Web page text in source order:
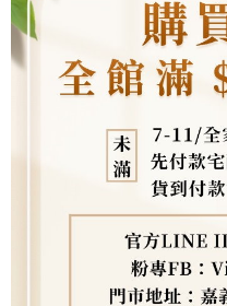
１．透過由恩沛科技股份有限公
易，需依本服務之必要範圍內提供
權轉讓予恩沛科技股份有限公司。
２．關於個人資料處理事宜，請
https://aftee.tw/terms/#terms3
「AFTEE先享後付」，若未經同
４．使用「AFTEE先享後付」時
時審查核予不同之上限額度；若
恩沛科技股份有限公司將有權停
海外配送